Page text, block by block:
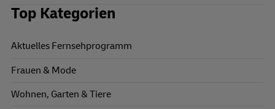
Top Kategorien
Aktuelles Fernsehprogramm
Frauen & Mode
Wohnen, Garten & Tiere